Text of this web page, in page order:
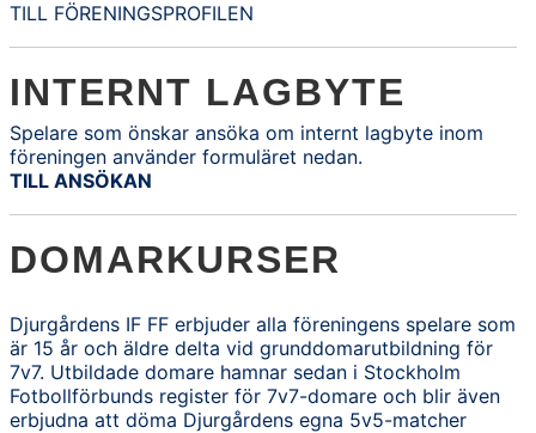
TILL FÖRENINGSPROFILEN
INTERNT LAGBYTE
Spelare som önskar ansöka om internt lagbyte inom
föreningen använder formuläret nedan.
TILL ANSÖKAN
DOMARKURSER
Djurgårdens IF FF erbjuder alla föreningens spelare som
är 15 år och äldre delta vid grunddomarutbildning för
7v7. Utbildade domare hamnar sedan i Stockholm
Fotbollförbunds register för 7v7-domare och blir även
erbjudna att döma Djurgårdens egna 5v5-matcher